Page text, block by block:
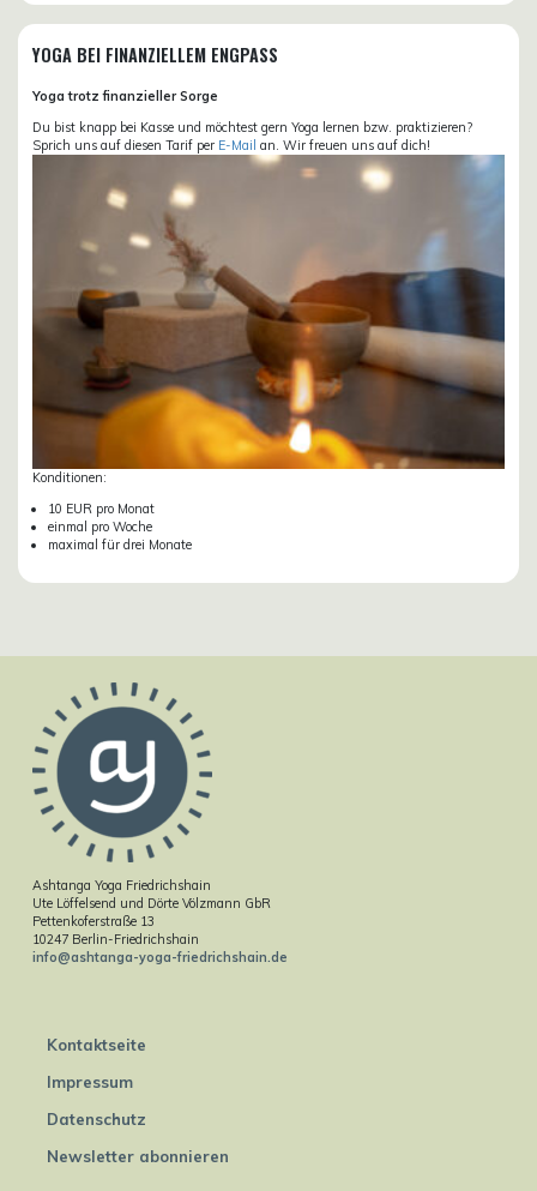
YOGA BEI FINANZIELLEM ENGPASS
Yoga trotz finanzieller Sorge
Du bist knapp bei Kasse und möchtest gern Yoga lernen bzw. praktizieren?
Sprich uns auf diesen Tarif per E-Mail an. Wir freuen uns auf dich!
Konditionen:
10 EUR pro Monat
einmal pro Woche
maximal für drei Monate
Ashtanga Yoga Friedrichshain
Ute Löffelsend und Dörte Völzmann GbR
Pettenkoferstraße 13
10247 Berlin-Friedrichshain
info@ashtanga-yoga-friedrichshain.de
Kontaktseite
Impressum
Datenschutz
Newsletter abonnieren